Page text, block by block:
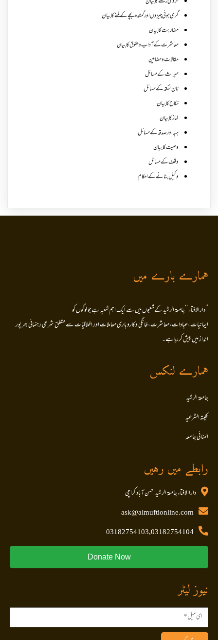
گری ہوئی چیزوں اورگمشدہ بچے کے ملنے کا بیان
مضاربت کا بیان
معاشرت کے آداب و حقوق کا بیان
مقالات ومضامین
میراث کے مسائل
نان نفقہ کے مسائل
نکاح کا بیان
نماز کا بیان
ہبہ اور صدقہ کے مسائل
وصیت کا بیان
وقف کے مسائل
وکیل بنانے کے احکام
ہمارے بارے میں
’’دارالافتاء ‘‘جامعۃ الرشید کےشعبوں میں سے ایک اہم شعبہ ہے جو لوگوں کو
ایمانیات،عبادات،معاشرت،خانگی وکاروباری معاملات اور اخلاقیات سے متعلق شرعی رہنمائی بھر پور
انداز میں پیش کررہا ہے۔
ہمارے لنکس
جامعۃ الرشید
کلیتہ الشرعیہ
المنا ئی جا معہ
رابطے میں رہیں
داراالافتاء جامعۃ الرشید احسن آباد کراچی
ask@almuftionline.com
03182754103,03182754104
Donate Now
نیوز لیٹر